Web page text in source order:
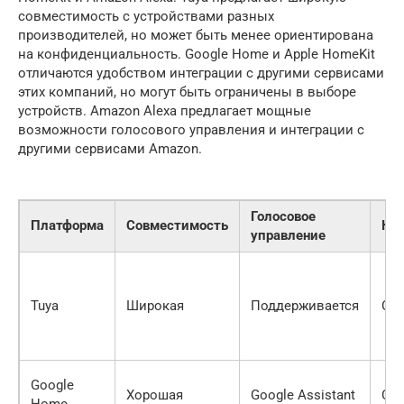
совместимость с устройствами разных
производителей, но может быть менее ориентирована
на конфиденциальность. Google Home и Apple HomeKit
отличаются удобством интеграции с другими сервисами
этих компаний, но могут быть ограничены в выборе
устройств. Amazon Alexa предлагает мощные
возможности голосового управления и интеграции с
другими сервисами Amazon.
Платформа Совместимость
Голосовое
управление
Tuya Широкая Поддерживается
Google
Хорошая Google Assistant